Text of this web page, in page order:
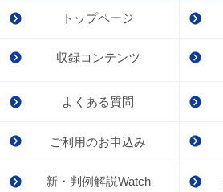
トップページ
収録コンテンツ
よくある質問
ご利用のお申込み
新・判例解説Watch